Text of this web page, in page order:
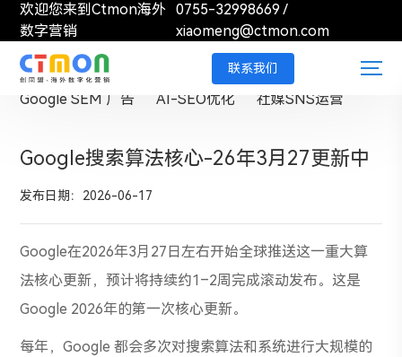
欢迎您来到Ctmon海外
数字营销
0755-32998669 /
xiaomeng@ctmon.com
联系我们
外贸独立站搭建 Google SEO 优化
Google SEM 广告 AI-SEO优化 社媒SNS运营
Google搜索算法核心-26年3月27更新中
发布日期：2026-06-17
Google在2026年3月27日左右开始全球推送这一重大算
法核心更新，预计将持续约1–2周完成滚动发布。这是
Google 2026年的第一次核心更新。
每年，Google 都会多次对搜索算法和系统进行大规模的